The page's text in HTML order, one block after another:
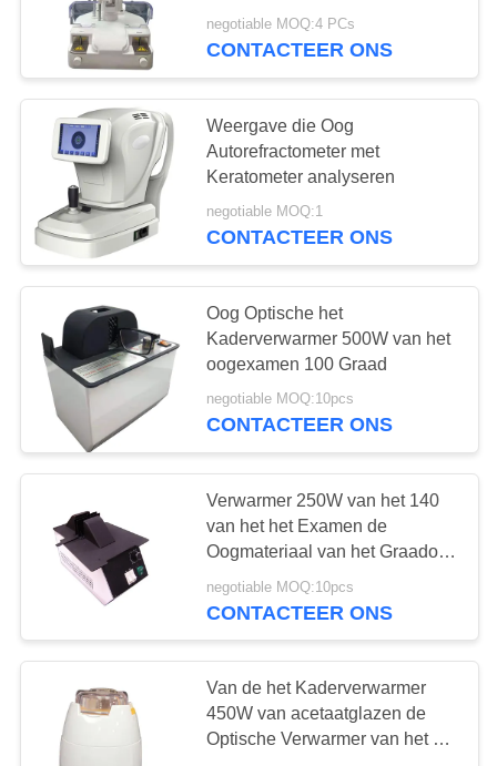
Universeel
Proefkader
Digitale PD Meter
16
Oogstoeleenheid
12
negotiable MOQ:4 PCs
CONTACTEER ONS
Weergave die Oog
Autorefractometer met
Keratometer analyseren
negotiable MOQ:1
CONTACTEER ONS
Oog Optische het
Kaderverwarmer 500W van het
oogexamen 100 Graad
negotiable MOQ:10pcs
CONTACTEER ONS
Verwarmer 250W van het 140
van het het Examen de
Oogmateriaal van het Graadoog
Glazenkader
negotiable MOQ:10pcs
CONTACTEER ONS
Van de het Kaderverwarmer
450W van acetaatglazen de
Optische Verwarmer van het het